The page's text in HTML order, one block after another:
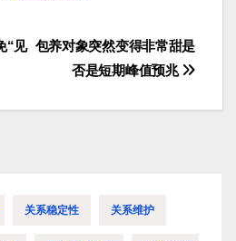
包养对象突然变得非常甜是
否是短期峰值预兆
“见
关系稳定性 关系维护